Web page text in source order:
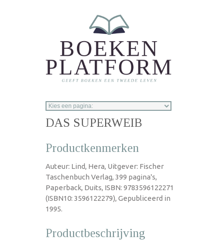
DAS SUPERWEIB
Productkenmerken
Auteur: Lind, Hera, Uitgever: Fischer
Taschenbuch Verlag, 399 pagina's,
Paperback, Duits, ISBN: 9783596122271
(ISBN10: 3596122279), Gepubliceerd in
1995.
Productbeschrijving